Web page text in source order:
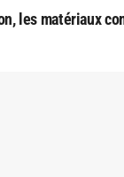
les matériaux